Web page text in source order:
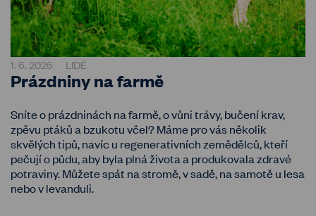
1. 6. 2026 LIDÉ
Prázdniny na farmě
Sníte o prázdninách na farmě, o vůni trávy, bučení krav,
zpěvu ptáků a bzukotu včel? Máme pro vás několik
skvělých tipů, navíc u regenerativních zemědělců, kteří
pečují o půdu, aby byla plná života a produkovala zdravé
potraviny. Můžete spát na stromě, v sadě, na samotě u lesa
nebo v levanduli.